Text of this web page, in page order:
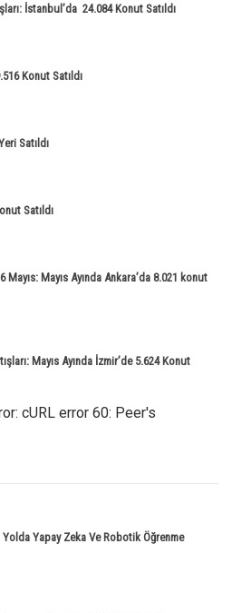
İstanbul’da 24.084 Konut Satıldı
Konut Satıldı
Satıldı
Satıldı
Mayıs: Mayıs Ayında Ankara’da 8.021 konut
Mayıs Ayında İzmir’de 5.624 Konut
cURL error 60: Peer's
Yapay Zeka Ve Robotik Öğrenme